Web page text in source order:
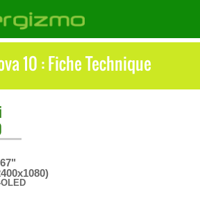
10 : Fiche Technique
OLED